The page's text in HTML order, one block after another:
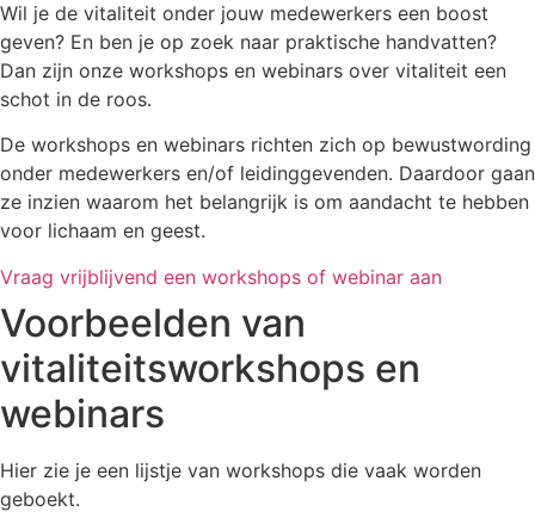
Wil je de vitaliteit onder jouw medewerkers een boost
geven? En ben je op zoek naar praktische handvatten?
Dan zijn onze workshops en webinars over vitaliteit een
schot in de roos.
De workshops en webinars richten zich op bewustwording
onder medewerkers en/of leidinggevenden. Daardoor gaan
ze inzien waarom het belangrijk is om aandacht te hebben
voor lichaam en geest.
Vraag vrijblijvend een workshops of webinar aan
Voorbeelden van
vitaliteitsworkshops en
webinars
Hier zie je een lijstje van workshops die vaak worden
geboekt.